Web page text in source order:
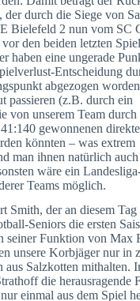
der durch die Siege von
Bielefeld 2 nun vom SC
den beiden letzten
haben eine ungerade
Entscheidung
abgezogen
passieren (z.B. durch ein
von unserem Team
gewonnenen
könnten – was extrem
man ihnen natürlich
wäre ein
Teams möglich.
Smith, der an diesem Tag
Seniors die ersten
seiner Funktion von Max
unsere Korbjäger nur in
Salzkotten mithalten.
die herausragende
einmal aus dem Spiel